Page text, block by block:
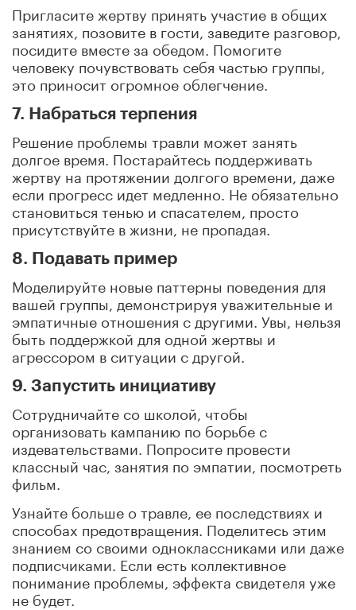
Пригласите жертву принять участие в общих
занятиях, позовите в гости, заведите разговор,
посидите вместе за обедом. Помогите
человеку почувствовать себя частью группы,
это приносит огромное облегчение.
7. Набраться терпения
Решение проблемы травли может занять
долгое время. Постарайтесь поддерживать
жертву на протяжении долгого времени, даже
если прогресс идет медленно. Не обязательно
становиться тенью и спасателем, просто
присутствуйте в жизни, не пропадая.
8. Подавать пример
Моделируйте новые паттерны поведения для
вашей группы, демонстрируя уважительные и
эмпатичные отношения с другими. Увы, нельзя
быть поддержкой для одной жертвы и
агрессором в ситуации с другой.
9. Запустить инициативу
Сотрудничайте со школой, чтобы
организовать кампанию по борьбе с
издевательствами. Попросите провести
классный час, занятия по эмпатии, посмотреть
фильм.
Узнайте больше о травле, ее последствиях и
способах предотвращения. Поделитесь этим
знанием со своими одноклассниками или даже
подписчиками. Если есть коллективное
понимание проблемы, эффекта свидетеля уже
не будет.